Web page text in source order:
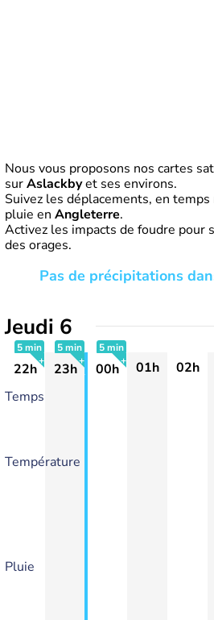
Nous vous proposons nos cartes
surAslackbyet ses environs.
Suivez les déplacements, en
pluie en Angleterre.
Activez les impacts de foudre pour
des orages.
Pas de précipitations
Jeudi 6
5 min
22h
5 min
+
23h
5 min
00h 01h 02h
Temps
Température
Pluie